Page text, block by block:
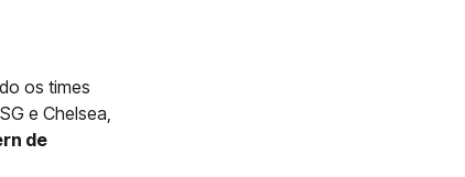
os times
e Chelsea,
de